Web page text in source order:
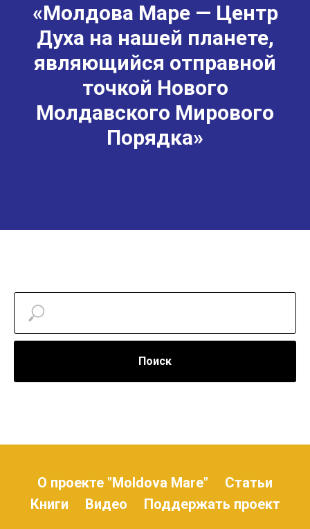
«Молдова Маре — Центр
Духа на нашей планете,
являющийся отправной
точкой Нового
Молдавского Мирового
Порядка»
Поиск
О проекте "Moldova Mare"
Статьи
Книги
Видео Поддержать проект